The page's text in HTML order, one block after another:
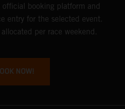
booking platform and
entry for the selected event.
per race weekend.
NOW!